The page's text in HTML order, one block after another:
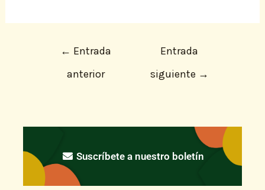
← Entrada
anterior
Entrada
siguiente →
Suscríbete a nuestro boletín